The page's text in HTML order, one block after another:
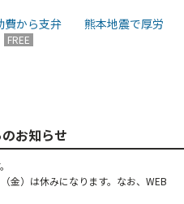
費から支弁 熊本地震で厚労
FREE
お知らせ
金）は休みになります。なお、WEB